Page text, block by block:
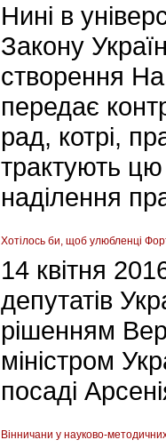
Нині в
Закону
створення
передає
рад, котрі,
трактують цю
наділення
Хотілось би, щоб улюбленці
14 квітня
депутатів
рішенням
міністром
посаді
Вінничани у науково-методичних